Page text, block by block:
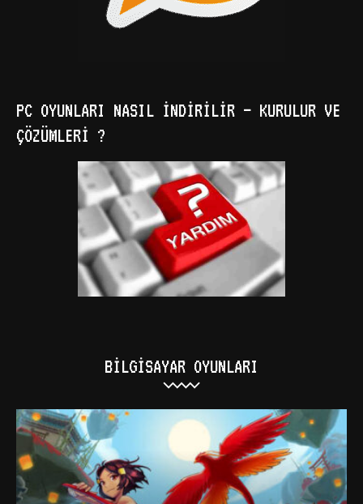
PC OYUNLARI NASIL İNDIRILIR – KURULUR VE
ÇÖZÜMLERI ?
BILGISAYAR OYUNLARI